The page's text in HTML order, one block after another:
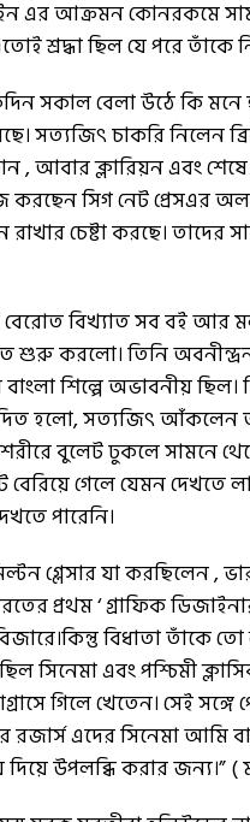
এর আক্রমন কোনরকমে
শ্রদ্ধা ছিল যে পরে তাঁকে
সকাল বেলা উঠে কি
সত্যজিৎ চাকরি নিলেন
, আবার ক্লারিয়ন এবং
সিগ নেট প্রেসএর
রাখার চেষ্টা করছে।
বেরোত বিখ্যাত সব বই
শুরু করলো। তিনি
বাংলা শিল্পে অভাবনীয়
হলো, সত্যজিৎ আঁকলেন
বুলেট ঢুকলে সামনে
গেলে যেমন দেখতে
পারেনি।
গ্লেসার যা করছিলেন ,
প্রথম ‘ গ্রাফিক
বিধাতা
সিনেমা এবং পশ্চিমী
গিলে খেতেন। সেই
রজার্স এদের সিনেমা আমি
উপলব্ধি করার জন্য।” (